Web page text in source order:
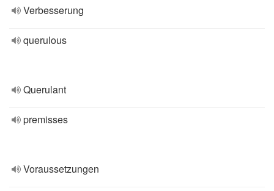
Verbesserung
querulous
Querulant
premisses
Voraussetzungen